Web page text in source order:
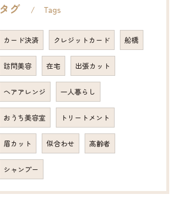
タグ Tags
カード決済 クレジットカード 船橋
訪問美容 在宅 出張カット
ヘアアレンジ 一人暮らし
おうち美容室 トリートメント
眉カット 似合わせ 高齢者
シャンプー